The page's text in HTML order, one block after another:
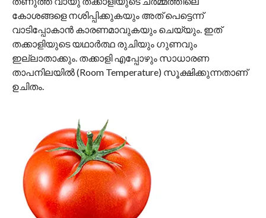
കോശങ്ങളെ നശിപ്പിക്കുകയും അത് പെട്ടെന്ന്
വാടിപ്പോകാൻ കാരണമാവുകയും ചെയ്യും. ഇത്
തക്കാളിയുടെ യഥാർത്ഥ രുചിയും ഗുണവും
ഇല്ലാതാക്കും. തക്കാളി എപ്പോഴും സാധാരണ
താപനിലയിൽ (Room Temperature) സൂക്ഷിക്കുന്നതാണ്
ഉചിതം.